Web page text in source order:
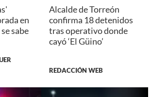
en
sabe
Alcalde de Torreón
confirma 18 detenidos
tras operativo donde
cayó ‘El Güino’
REDACCIÓN WEB